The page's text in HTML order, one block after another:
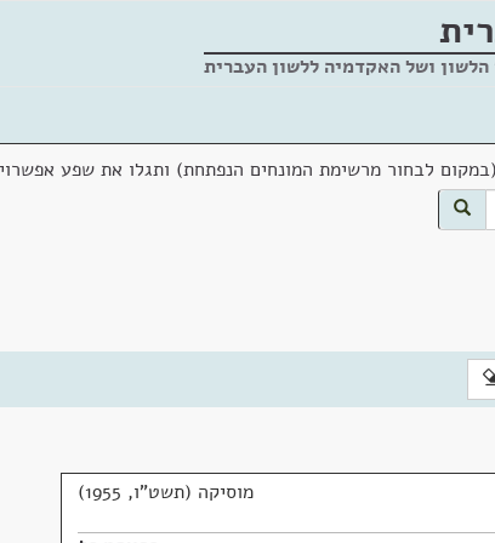
ושל האקדמיה ללשון העברית
לבחור מרשימת המונחים הנפתחת) ותגלו את שפע
מוסיקה (תשט"ו, 1955)